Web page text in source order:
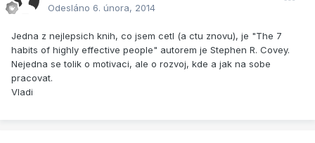
Odesláno 6. února, 2014
Jedna z nejlepsich knih, co jsem cetl (a ctu znovu), je "The 7
habits of highly effective people" autorem je Stephen R. Covey.
Nejedna se tolik o motivaci, ale o rozvoj, kde a jak na sobe
pracovat.
Vladi